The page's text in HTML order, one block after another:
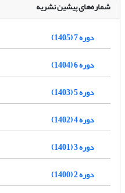
شماره‌های پیشین نشریه
دوره 7 (1405)
دوره 6 (1404)
دوره 5 (1403)
دوره 4 (1402)
دوره 3 (1401)
دوره 2 (1400)